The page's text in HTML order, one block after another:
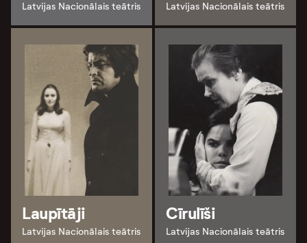
Latvijas Nacionālais teātris Latvijas Nacionālais teātris
Laupītāji
Latvijas Nacionālais teātris
Cīrulīši
Latvijas Nacionālais teātris